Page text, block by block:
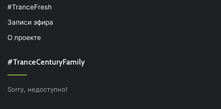
#TranceFresh
Записи эфира
О проекте
#TranceCenturyFamily
Sorry, недоступно!